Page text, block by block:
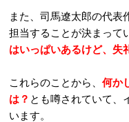
また、司馬遼太郎の代表
担当することが決まって
はいっぱいあるけど、失
これらのことから、 何か
は？ とも噂されていて、
います。